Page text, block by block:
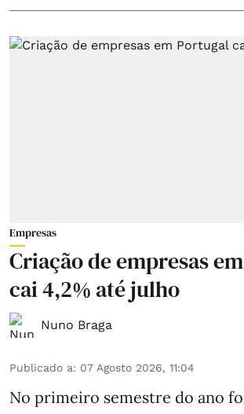
Empresas
Criação de empresas
cai 4,2% até julho
Nuno Braga
Publicado a: 07 Agosto 2026, 11:04
No primeiro semestre do ano